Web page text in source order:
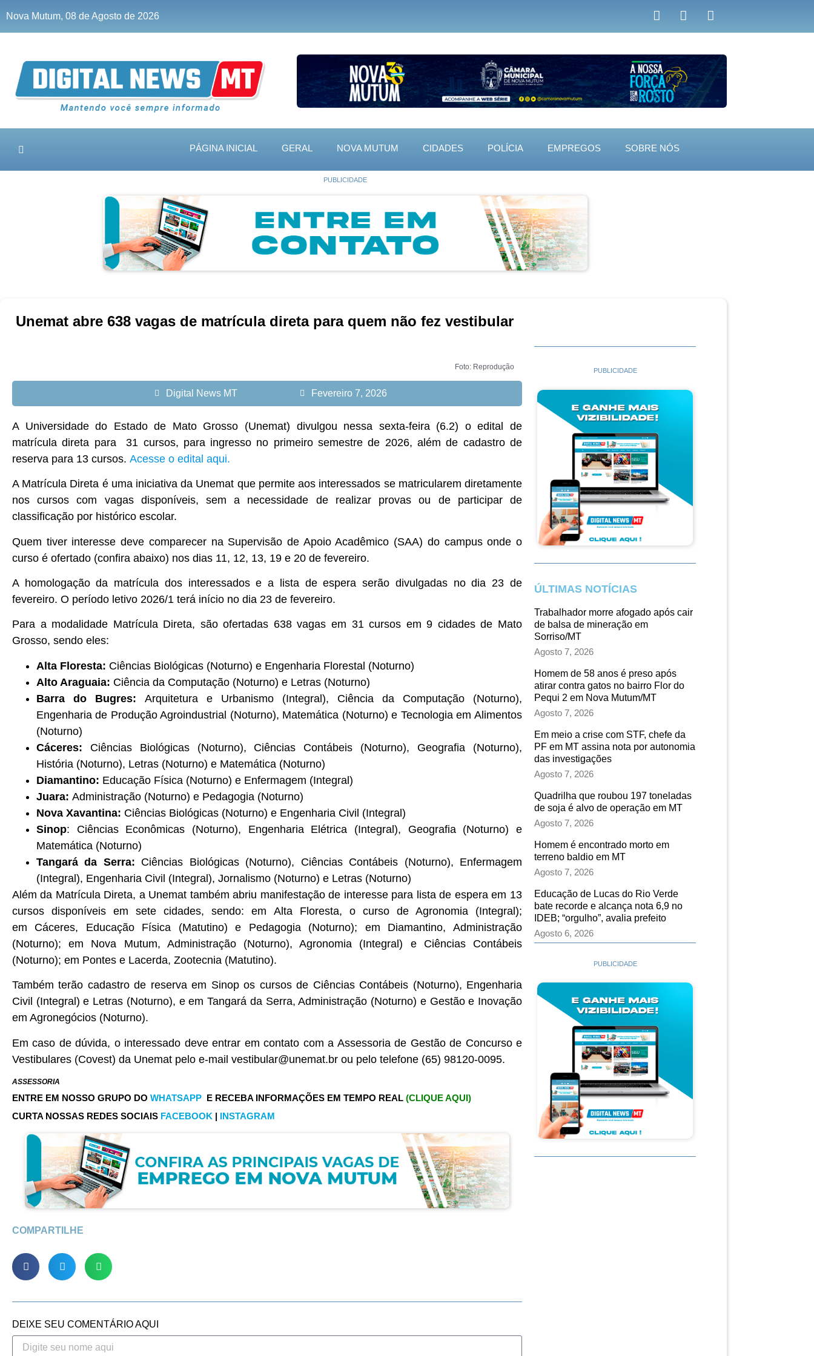
Nova Mutum, 08 de Agosto de 2026
PÁGINA INICIAL GERAL NOVA MUTUM CIDADES POLÍCIA EMPREGOS SOBRE NÓS
PUBLICIDADE
Unemat abre 638 vagas de matrícula direta para quem não fez vestibular
Foto: Reprodução
Digital News MT Fevereiro 7, 2026
A Universidade do Estado de Mato Grosso (Unemat) divulgou nessa sexta-feira (6.2) o edital de
matrícula direta para 31 cursos, para ingresso no primeiro semestre de 2026, além de cadastro de
reserva para 13 cursos. Acesse o edital aqui.
A Matrícula Direta é uma iniciativa da Unemat que permite aos interessados se matricularem diretamente
nos cursos com vagas disponíveis, sem a necessidade de realizar provas ou de participar de
classificação por histórico escolar.
Quem tiver interesse deve comparecer na Supervisão de Apoio Acadêmico (SAA) do campus onde o
curso é ofertado (confira abaixo) nos dias 11, 12, 13, 19 e 20 de fevereiro.
A homologação da matrícula dos interessados e a lista de espera serão divulgadas no dia 23 de
fevereiro. O período letivo 2026/1 terá início no dia 23 de fevereiro.
Para a modalidade Matrícula Direta, são ofertadas 638 vagas em 31 cursos em 9 cidades de Mato
Grosso, sendo eles:
Alta Floresta: Ciências Biológicas (Noturno) e Engenharia Florestal (Noturno)
Alto Araguaia: Ciência da Computação (Noturno) e Letras (Noturno)
Barra do Bugres: Arquitetura e Urbanismo (Integral), Ciência da Computação (Noturno),
Engenharia de Produção Agroindustrial (Noturno), Matemática (Noturno) e Tecnologia em Alimentos
(Noturno)
Cáceres: Ciências Biológicas (Noturno), Ciências Contábeis (Noturno), Geografia (Noturno),
História (Noturno), Letras (Noturno) e Matemática (Noturno)
Diamantino: Educação Física (Noturno) e Enfermagem (Integral)
Juara: Administração (Noturno) e Pedagogia (Noturno)
Nova Xavantina: Ciências Biológicas (Noturno) e Engenharia Civil (Integral)
Sinop: Ciências Econômicas (Noturno), Engenharia Elétrica (Integral), Geografia (Noturno) e
Matemática (Noturno)
Tangará da Serra: Ciências Biológicas (Noturno), Ciências Contábeis (Noturno), Enfermagem
(Integral), Engenharia Civil (Integral), Jornalismo (Noturno) e Letras (Noturno)
Além da Matrícula Direta, a Unemat também abriu manifestação de interesse para lista de espera em 13
cursos disponíveis em sete cidades, sendo: em Alta Floresta, o curso de Agronomia (Integral);
em Cáceres, Educação Física (Matutino) e Pedagogia (Noturno); em Diamantino, Administração
(Noturno); em Nova Mutum, Administração (Noturno), Agronomia (Integral) e Ciências Contábeis
(Noturno); em Pontes e Lacerda, Zootecnia (Matutino).
Também terão cadastro de reserva em Sinop os cursos de Ciências Contábeis (Noturno), Engenharia
Civil (Integral) e Letras (Noturno), e em Tangará da Serra, Administração (Noturno) e Gestão e Inovação
em Agronegócios (Noturno).
Em caso de dúvida, o interessado deve entrar em contato com a Assessoria de Gestão de Concurso e
Vestibulares (Covest) da Unemat pelo e-mail vestibular@unemat.br ou pelo telefone (65) 98120-0095.
ASSESSORIA
ENTRE EM NOSSO GRUPO DO WHATSAPP E RECEBA INFORMAÇÕES EM TEMPO REAL (CLIQUE AQUI)
CURTA NOSSAS REDES SOCIAIS FACEBOOK | INSTAGRAM
COMPARTILHE
DEIXE SEU COMENTÁRIO AQUI
PUBLICIDADE
ÚLTIMAS NOTÍCIAS
Trabalhador morre afogado após cair
de balsa de mineração em
Sorriso/MT
Agosto 7, 2026
Homem de 58 anos é preso após
atirar contra gatos no bairro Flor do
Pequi 2 em Nova Mutum/MT
Agosto 7, 2026
Em meio a crise com STF, chefe da
PF em MT assina nota por autonomia
das investigações
Agosto 7, 2026
Quadrilha que roubou 197 toneladas
de soja é alvo de operação em MT
Agosto 7, 2026
Homem é encontrado morto em
terreno baldio em MT
Agosto 7, 2026
Educação de Lucas do Rio Verde
bate recorde e alcança nota 6,9 no
IDEB; “orgulho”, avalia prefeito
Agosto 6, 2026
PUBLICIDADE